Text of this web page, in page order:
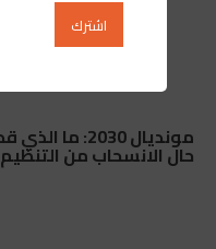
مونديال 2030:
حال الانسحاب من